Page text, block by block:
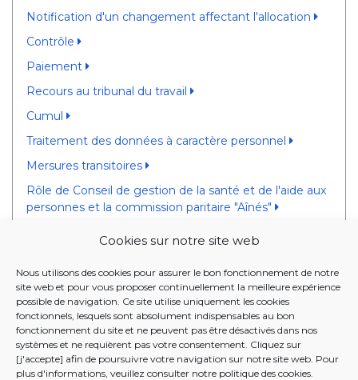
Cookies sur notre site web
Nous utilisons des cookies pour assurer le bon fonctionnement de notre
site web et pour vous proposer continuellement la meilleure expérience
possible de navigation. Ce site utilise uniquement les cookies
fonctionnels, lesquels sont absolument indispensables au bon
fonctionnement du site et ne peuvent pas être désactivés dans nos
systèmes et ne requièrent pas votre consentement. Cliquez sur
[j'accepte] afin de poursuivre votre navigation sur notre site web. Pour
plus d'informations, veuillez consulter notre politique des cookies.
Notification d'un changement affectant l'allocation
Contrôle
Paiement
Recours au tribunal du travail
Cumul
Traitement des données à caractère personnel
Mersures transitoires
Rôle de Conseil de gestion de la santé et de l'aide aux
personnes et la commission paritaire "Aînés"
FIXATION DU MONTANT
10 DECEMBRE 2020 - Ordonnance relative à
l'allocation pour l'aide aux personnes âgées
28 JANVIER 2021 - Arrêté portant exécution de
l'ordonnance du 10 décembre 2020 relative à